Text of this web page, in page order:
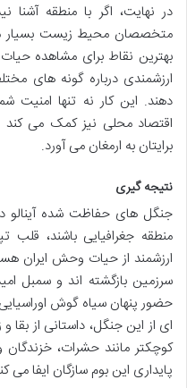
در نهایت، اگر با منطقه آشنا
متخصصان محیط زیست بسیار
بهترین نقاط برای مشاهده
ارزشمندی درباره گونه های
دهند. این کار نه تنها امنیت
اقتصاد محلی نیز کمک می کند
برایتان به ارمغان می آورد.
نتیجه گیری
جنگل های حفاظت شده آینالو
منطقه جغرافیایی باشند، قلب
ارزشمند از حیات وحش ایران
سرزمین بازگشته اند و سمبل
حضور پنهان سیاه گوش
ای از این جنگل، داستانی از
کوچکتر مانند حشرات،
پایداری این بوم سازگان ایفا می